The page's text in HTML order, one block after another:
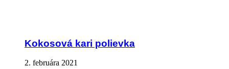
Kokosová kari polievka
2. februára 2021